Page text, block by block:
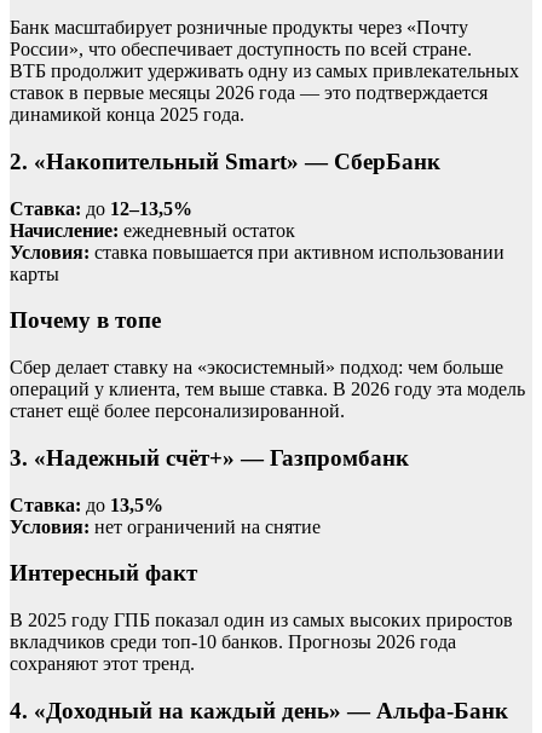
Банк масштабирует розничные продукты через «Почту
России», что обеспечивает доступность по всей стране.
ВТБ продолжит удерживать одну из самых привлекательных
ставок в первые месяцы 2026 года — это подтверждается
динамикой конца 2025 года.
2. «Накопительный Smart» — СберБанк
Ставка: до 12–13,5%
Начисление: ежедневный остаток
Условия: ставка повышается при активном использовании
карты
Почему в топе
Сбер делает ставку на «экосистемный» подход: чем больше
операций у клиента, тем выше ставка. В 2026 году эта модель
станет ещё более персонализированной.
3. «Надежный счёт+» — Газпромбанк
Ставка: до 13,5%
Условия: нет ограничений на снятие
Интересный факт
В 2025 году ГПБ показал один из самых высоких приростов
вкладчиков среди топ-10 банков. Прогнозы 2026 года
сохраняют этот тренд.
4. «Доходный на каждый день» — Альфа-Банк